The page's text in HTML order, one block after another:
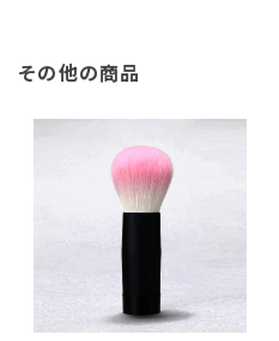
その他の商品